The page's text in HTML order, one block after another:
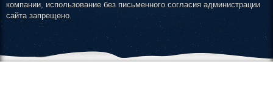
компании, использование без письменного согласия администрации
сайта запрещено.